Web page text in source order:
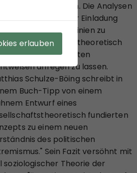
haben. Die Analysen
Buches sollen einer Einladung
bekannte Diskurslinien zu
sich, systemtheoretisch
zu ungewohnten
anregen zu lassen.
Schulze-Böing schreibt in
Buch-Tipp von einem
Entwurf eines
fundierten
zu einem neuen
des politischen
Sein Fazit versöhnt mit
soziologischer Theorie der
erlauben